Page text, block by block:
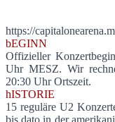
https://
bEGINN
Offizieller
Uhr MESZ. Wir
20:30 Uhr Ortszeit.
hISTORIE
15 reguläre U2